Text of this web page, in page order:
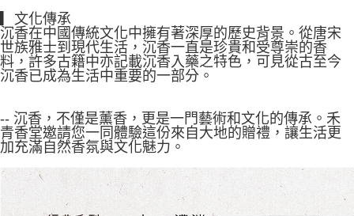
▎文化傳承
沉香在中國傳統文化中擁有著深厚的歷史背景。從唐宋
世族雅士到現代生活，沉香一直是珍貴和受尊崇的香
料，許多古籍中亦記載沉香入藥之特色，可見從古至今
沉香已成為生活中重要的一部分。
-- 沉香，不僅是薰香，更是一門藝術和文化的傳承。禾
青香堂邀請您一同體驗這份來自大地的贈禮，讓生活更
加充滿自然香氛與文化魅力。